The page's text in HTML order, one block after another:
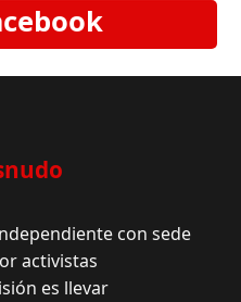
con sede
activistas
es llevar